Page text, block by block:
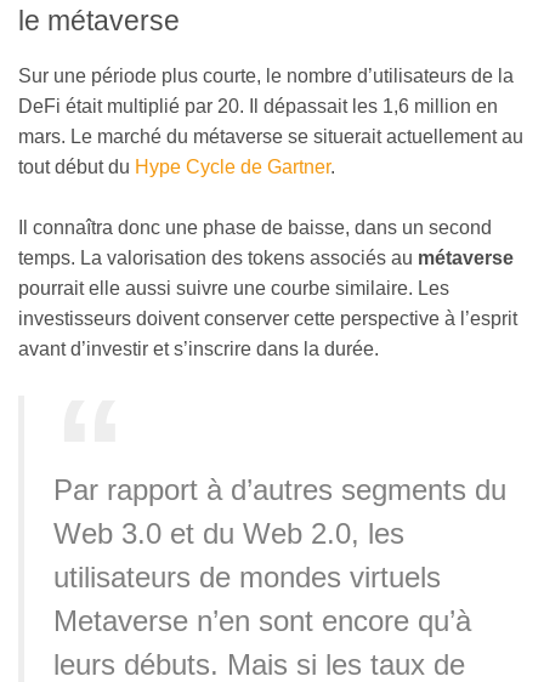
le métaverse
Sur une période plus courte, le nombre d’utilisateurs de la
DeFi était multiplié par 20. Il dépassait les 1,6 million en
mars. Le marché du métaverse se situerait actuellement au
tout début du Hype Cycle de Gartner.
Il connaîtra donc une phase de baisse, dans un second
temps. La valorisation des tokens associés au métaverse
pourrait elle aussi suivre une courbe similaire. Les
investisseurs doivent conserver cette perspective à l’esprit
avant d’investir et s’inscrire dans la durée.
Par rapport à d’autres segments du
Web 3.0 et du Web 2.0, les
utilisateurs de mondes virtuels
Metaverse n’en sont encore qu’à
leurs débuts. Mais si les taux de